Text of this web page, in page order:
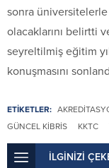
sonra
olacaklarını belirtti
seyreltilmiş eğitim
konuşmasını
ETİKETLER:
GÜNCEL KIBRIS
KKTC
İLGİNİZİ